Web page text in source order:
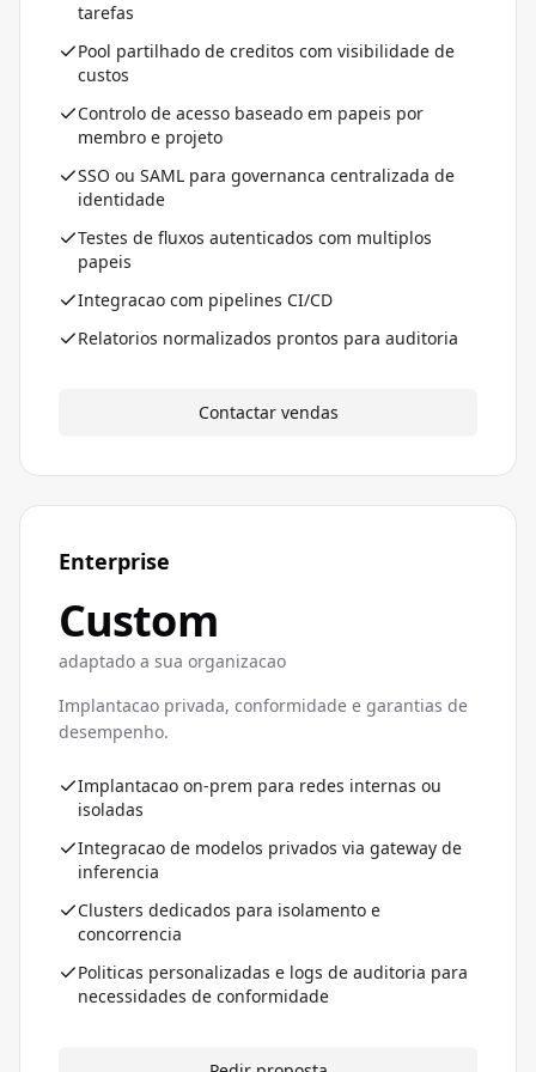
tarefas
Pool partilhado de creditos com visibilidade de
custos
Controlo de acesso baseado em papeis por
membro e projeto
SSO ou SAML para governanca centralizada de
identidade
Testes de fluxos autenticados com multiplos
papeis
Integracao com pipelines CI/CD
Relatorios normalizados prontos para auditoria
Contactar vendas
Enterprise
Custom
adaptado a sua organizacao
Implantacao privada, conformidade e garantias de
desempenho.
Implantacao on-prem para redes internas ou
isoladas
Integracao de modelos privados via gateway de
inferencia
Clusters dedicados para isolamento e
concorrencia
Politicas personalizadas e logs de auditoria para
necessidades de conformidade